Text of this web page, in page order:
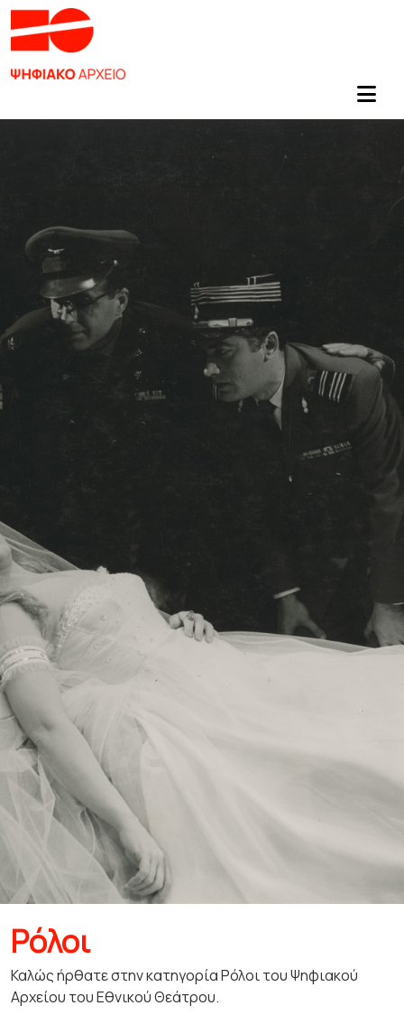
Ρόλοι
Καλώς ήρθατε στην κατηγορία Ρόλοι του Ψηφιακού
Αρχείου του Εθνικού Θεάτρου.